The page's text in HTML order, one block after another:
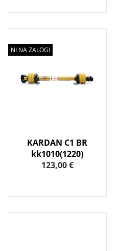
NI NA ZALOGI
KARDAN C1 BR
kk1010(1220)
123,00 €